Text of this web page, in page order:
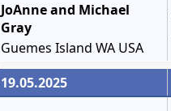
JoAnne and Michael
Gray
Guemes Island WA USA
19.05.2025